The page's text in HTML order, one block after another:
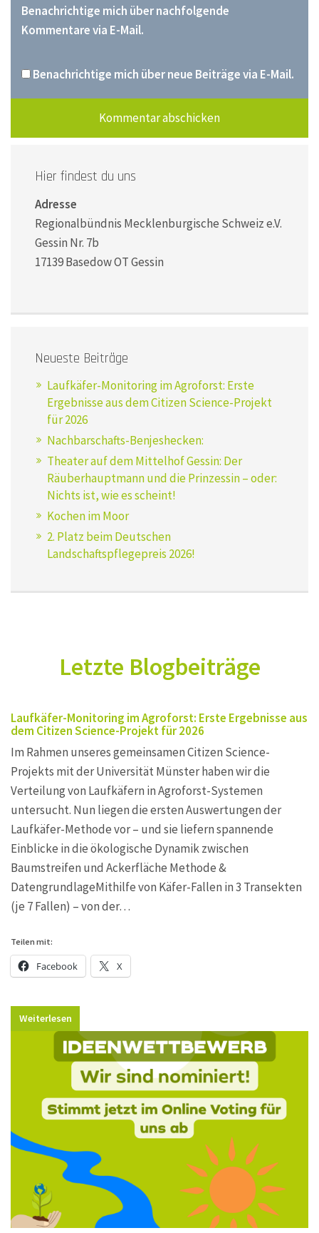
Benachrichtige mich über nachfolgende
Kommentare via E-Mail.
Benachrichtige mich über neue Beiträge via E-Mail.
Hier findest du uns
Adresse
Regionalbündnis Mecklenburgische Schweiz e.V.
Gessin Nr. 7b
17139 Basedow OT Gessin
Neueste Beiträge
Laufkäfer-Monitoring im Agroforst: Erste
Ergebnisse aus dem Citizen Science-Projekt
für 2026
Nachbarschafts-Benjeshecken:
Theater auf dem Mittelhof Gessin: Der
Räuberhauptmann und die Prinzessin – oder:
Nichts ist, wie es scheint!
Kochen im Moor
2. Platz beim Deutschen
Landschaftspflegepreis 2026!
Letzte Blogbeiträge
Laufkäfer-Monitoring im Agroforst: Erste Ergebnisse aus
dem Citizen Science-Projekt für 2026
Im Rahmen unseres gemeinsamen Citizen Science-
Projekts mit der Universität Münster haben wir die
Verteilung von Laufkäfern in Agroforst-Systemen
untersucht. Nun liegen die ersten Auswertungen der
Laufkäfer-Methode vor – und sie liefern spannende
Einblicke in die ökologische Dynamik zwischen
Baumstreifen und Ackerfläche Methode &
DatengrundlageMithilfe von Käfer-Fallen in 3 Transekten
(je 7 Fallen) – von der…
Teilen mit:
Facebook X
Weiterlesen